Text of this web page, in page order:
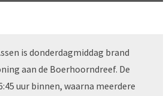
is donderdagmiddag brand
aan de Boerhoorndreef. De
uur binnen, waarna meerdere